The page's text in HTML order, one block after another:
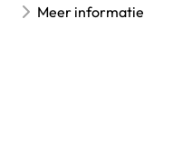
Meer informatie